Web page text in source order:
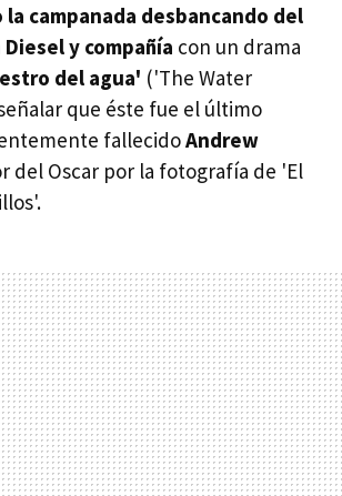
la campanada desbancando del
y compañía con un drama
del agua' ('The Water
que éste fue el último
fallecidoAndrew
del Oscar por la fotografía de 'El